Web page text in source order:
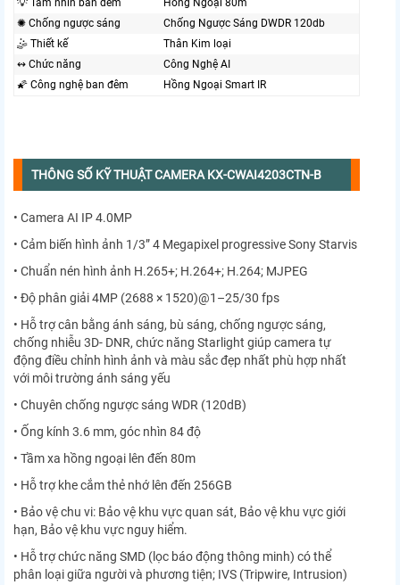
💡 Tầm nhìn ban đêm
Hồng Ngoại 80m
✺ Chống ngược sáng
Chống Ngược Sáng DWDR 120db
🤹 Thiết kế
Thân Kim loại
↭ Chức năng
Công Nghệ AI
🌠 Công nghệ ban đêm
Hồng Ngoại Smart IR
THÔNG SỐ KỸ THUẬT CAMERA KX-CWAI4203CTN-B
• Camera AI IP 4.0MP
• Cảm biến hình ảnh 1/3” 4 Megapixel progressive Sony Starvis
• Chuẩn nén hình ảnh H.265+; H.264+; H.264; MJPEG
• Độ phân giải 4MP (2688 × 1520)@1–25/30 fps
• Hỗ trợ cân bằng ánh sáng, bù sáng, chống ngược sáng,
chống nhiễu 3D- DNR, chức năng Starlight giúp camera tự
động điều chỉnh hình ảnh và màu sắc đẹp nhất phù hợp nhất
với môi trường ánh sáng yếu
• Chuyên chống ngược sáng WDR (120dB)
• Ống kính 3.6 mm, góc nhìn 84 độ
• Tầm xa hồng ngoại lên đến 80m
• Hỗ trợ khe cắm thẻ nhớ lên đến 256GB
• Bảo vệ chu vi: Bảo vệ khu vực quan sát, Bảo vệ khu vực giới
hạn, Bảo vệ khu vực nguy hiểm.
• Hỗ trợ chức năng SMD (lọc báo động thông minh) có thể
phân loại giữa người và phương tiện; IVS (Tripwire, Intrusion)